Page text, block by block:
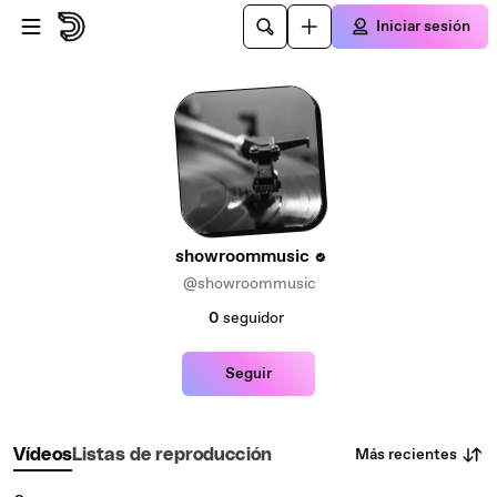
Saltar al contenido principal
Iniciar sesión
showroommusic
@showroommusic
0 seguidor
Seguir
VídeosListas de reproducción Más recientes